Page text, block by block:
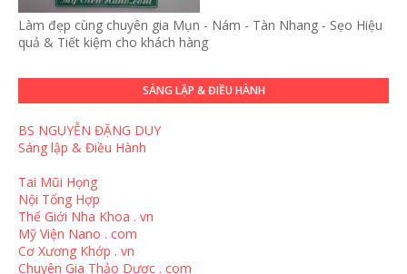
Làm đẹp cùng chuyên gia Mụn - Nám - Tàn Nhang - Sẹo Hiệu
quả & Tiết kiệm cho khách hàng
SÁNG LẬP & ĐIỀU HÀNH
BS NGUYỄN ĐẶNG DUY
Sáng lập & Điều Hành
Tai Mũi Họng
Nội Tổng Hợp
Thế Giới Nha Khoa . vn
Mỹ Viện Nano . com
Cơ Xương Khớp . vn
Chuyên Gia Thảo Dược . com